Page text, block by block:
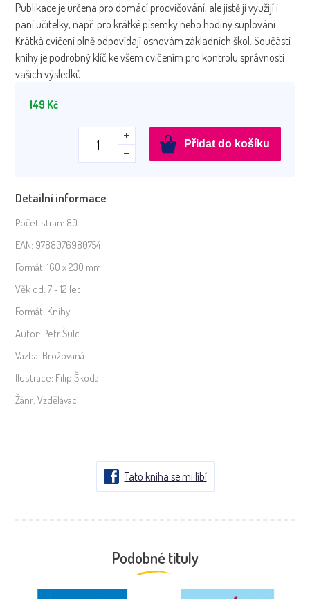
Publikace je určena pro domácí procvičování, ale jistě ji využijí i
paní učitelky, např. pro krátké písemky nebo hodiny suplování.
Krátká cvičení plně odpovídají osnovám základních škol. Součástí
knihy je podrobný klíč ke všem cvičením pro kontrolu správnosti
vašich výsledků.
149 Kč
-
CZ
množství
Přidat do košíku
Detailní informace
Počet stran: 80
EAN: 9788076980754
Formát: 160 x 230 mm
Věk od: 7 - 12 let
Formát: Knihy
Autor: Petr Šulc
Vazba: Brožovaná
Ilustrace: Filip Škoda
Žánr: Vzdělávací
Tato kniha se mi líbí
Podobné tituly